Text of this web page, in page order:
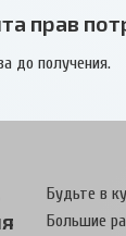
прав
до получения.
Будьте в
Большие